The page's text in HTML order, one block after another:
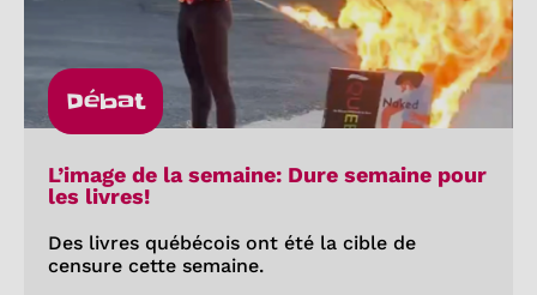
Débat
L’image de la semaine: Dure semaine pour
les livres!
Des livres québécois ont été la cible de
censure cette semaine.